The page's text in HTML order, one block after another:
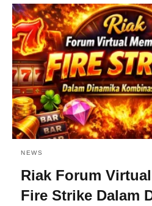
NEWS
Riak Forum
Fire Strike Dalam